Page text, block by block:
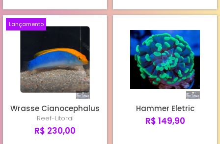
Lançamento
Wrasse Cianocephalus
Reef-Litoral
R$ 230,00
Hammer Eletric
R$ 149,90